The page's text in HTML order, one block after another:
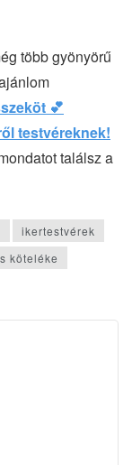
több gyönyörű
💕
testvéreknek!
találsz a
ikertestvérek
köteléke